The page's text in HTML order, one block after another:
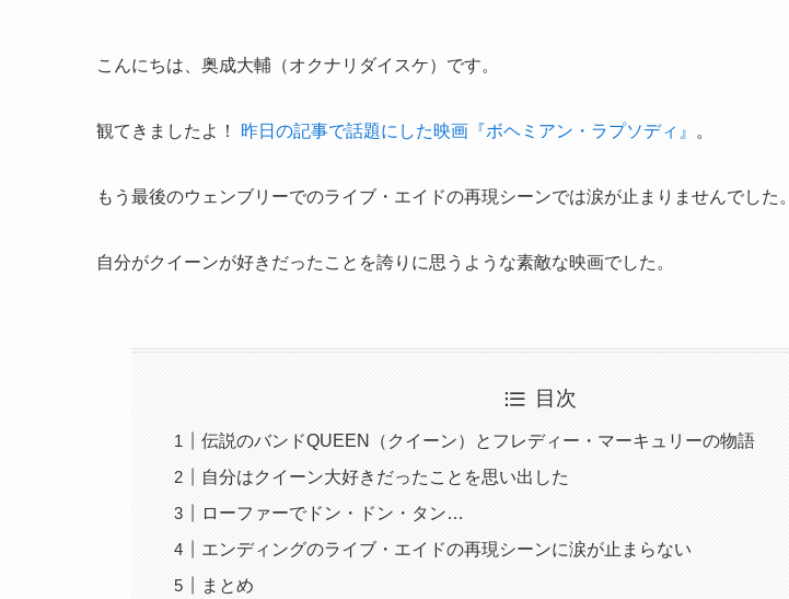
こんにちは、奥成大輔（オクナリダイスケ）です。
観てきましたよ！ 昨日の記事で話題にした映画『ボヘミアン・ラプソディ』 。
もう最後のウェンブリーでのライブ・エイドの再現シーンでは涙が止まりませんでした。
自分がクイーンが好きだったことを誇りに思うような素敵な映画でした。
目次
伝説のバンドQUEEN（クイーン）とフレディー・マーキュリーの物語
自分はクイーン大好きだったことを思い出した
ローファーでドン・ドン・タン…
エンディングのライブ・エイドの再現シーンに涙が止まらない
まとめ